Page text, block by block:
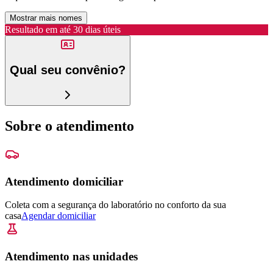
Mostrar mais nomes
Resultado em até 30 dias úteis
Qual seu convênio?
Sobre o atendimento
Atendimento domiciliar
Coleta com a segurança do laboratório no conforto da sua
casaAgendar domiciliar
Atendimento nas unidades